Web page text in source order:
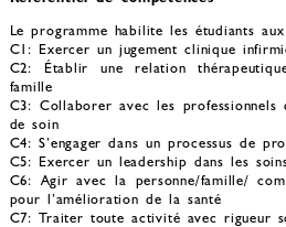
Le programme habilite les étudiants
C1: Exercer un jugement clinique
C2: Établir une relation
famille
C3: Collaborer avec les
de soin
C4: S’engager dans un processus de
C5: Exercer un leadership dans les
C6: Agir avec la personne/famille/
pour l’amélioration de la santé
C7: Traiter toute activité avec rigueur